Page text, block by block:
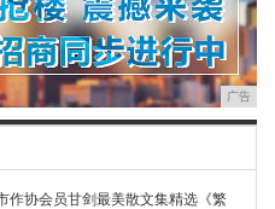
广告
作协会员甘剑最美散文集精选《繁